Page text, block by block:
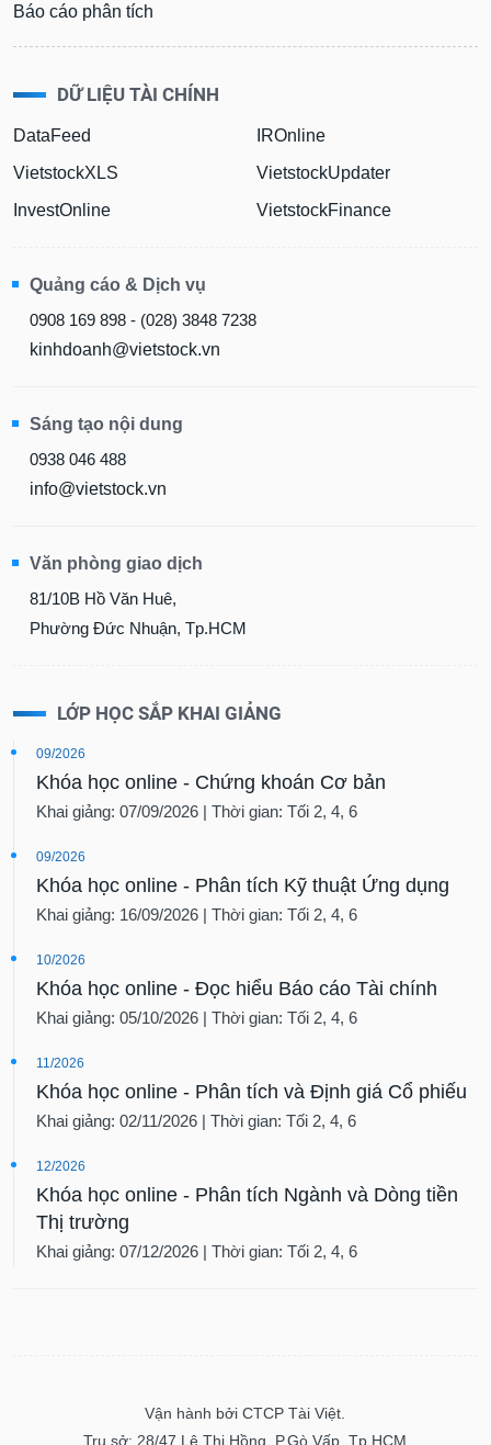
Báo cáo phân tích
DỮ LIỆU TÀI CHÍNH
DataFeed
VietstockXLS
InvestOnline
IROnline
VietstockUpdater
VietstockFinance
Quảng cáo & Dịch vụ
0908 169 898 - (028) 3848 7238
kinhdoanh@vietstock.vn
Sáng tạo nội dung
0938 046 488
info@vietstock.vn
Văn phòng giao dịch
81/10B Hồ Văn Huê,
Phường Đức Nhuận, Tp.HCM
LỚP HỌC SẮP KHAI GIẢNG
09/2026
Khóa học online - Chứng khoán Cơ bản
Khai giảng: 07/09/2026 | Thời gian: Tối 2, 4, 6
09/2026
Khóa học online - Phân tích Kỹ thuật Ứng dụng
Khai giảng: 16/09/2026 | Thời gian: Tối 2, 4, 6
10/2026
Khóa học online - Đọc hiểu Báo cáo Tài chính
Khai giảng: 05/10/2026 | Thời gian: Tối 2, 4, 6
11/2026
Khóa học online - Phân tích và Định giá Cổ phiếu
Khai giảng: 02/11/2026 | Thời gian: Tối 2, 4, 6
12/2026
Khóa học online - Phân tích Ngành và Dòng tiền
Thị trường
Khai giảng: 07/12/2026 | Thời gian: Tối 2, 4, 6
Vận hành bởi CTCP Tài Việt.
Trụ sở: 28/47 Lê Thị Hồng, P.Gò Vấp, Tp.HCM